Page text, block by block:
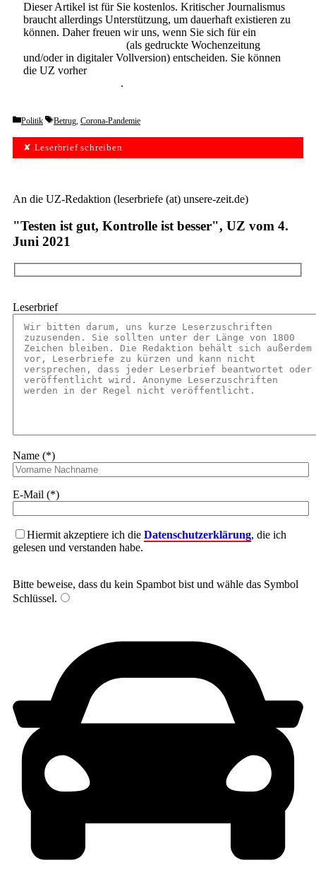
Dieser Artikel ist für Sie kostenlos. Kritischer Journalismus
braucht allerdings Unterstützung, um dauerhaft existieren zu
können. Daher freuen wir uns, wenn Sie sich für ein
(als gedruckte Wochenzeitung
und/oder in digitaler Vollversion) entscheiden. Sie können
die UZ vorher
.
Categories
Politik Tags
Betrug, Corona-Pandemie
✘ Leserbrief schreiben
An die UZ-Redaktion (leserbriefe (at) unsere-zeit.de)
"Testen ist gut, Kontrolle ist besser", UZ vom 4.
Juni 2021
Leserbrief
Name (*)
E-Mail (*)
Hiermit akzeptiere ich die Datenschutzerklärung, die ich
gelesen und verstanden habe.
Bitte beweise, dass du kein Spambot bist und wähle das Symbol
Schlüssel.